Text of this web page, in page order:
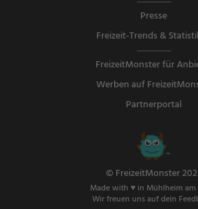
Presse
Freizeit-Trends &
FreizeitMonster für
Werben auf
Partnerportal
© FreizeitMonster
Made with ♥ in Mühlheim am
Wir freuen uns auf dein